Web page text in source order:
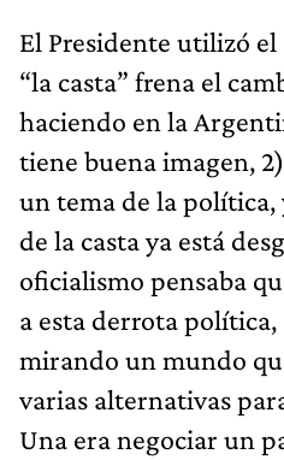
El Presidente utilizó
“la casta” frena el
haciendo en la
tiene buena imagen,
un tema de la
de la casta ya está
oficialismo pensaba
a esta derrota política,
mirando un mundo
varias alternativas
Una era negociar un